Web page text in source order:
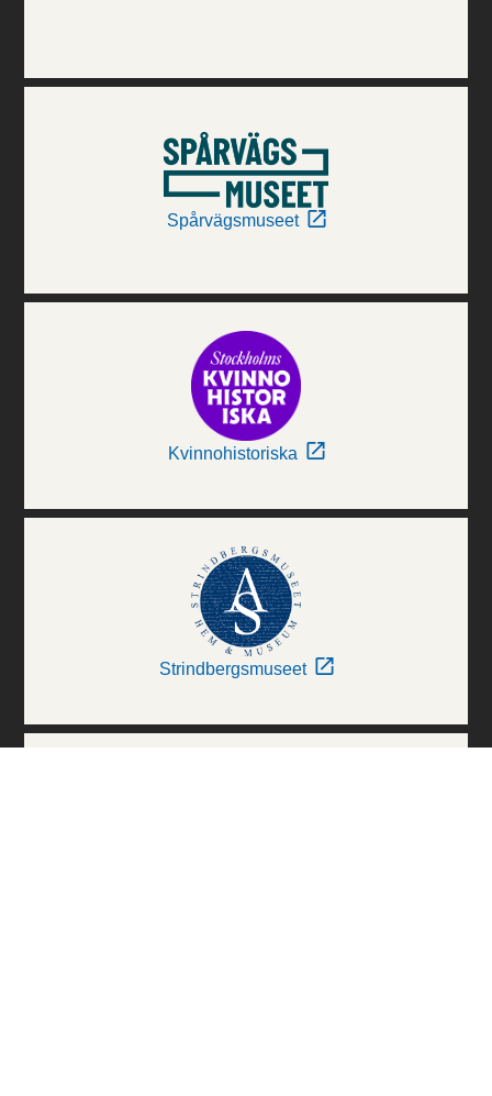
Spårvägsmuseet
Kvinnohistoriska
Strindbergsmuseet